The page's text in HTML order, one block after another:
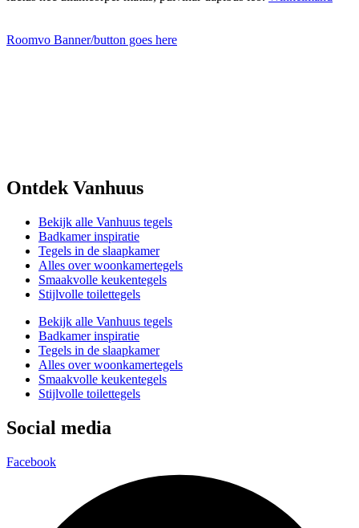
Roomvo Banner/button goes here
Ontdek Vanhuus
Bekijk alle Vanhuus tegels
Badkamer inspiratie
Tegels in de slaapkamer
Alles over woonkamertegels
Smaakvolle keukentegels
Stijlvolle toilettegels
Bekijk alle Vanhuus tegels
Badkamer inspiratie
Tegels in de slaapkamer
Alles over woonkamertegels
Smaakvolle keukentegels
Stijlvolle toilettegels
Social media
Facebook